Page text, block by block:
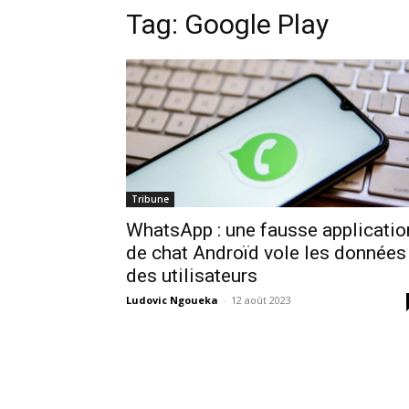
Tag: Google Play
Tribune
WhatsApp : une fausse
de chat Androïd vole les données
des utilisateurs
Ludovic Ngoueka - 12 août 2023